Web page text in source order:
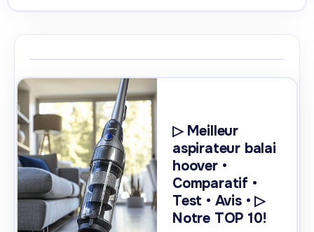
▷ Meilleur
aspirateur balai
hoover •
Comparatif •
Test • Avis • ▷
Notre TOP 10!